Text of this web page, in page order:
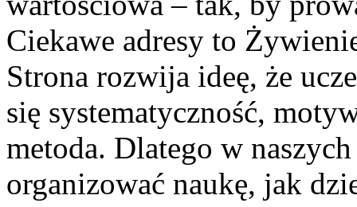
Ciekawe adresy to
Strona rozwija ideę, że
się systematyczność,
metoda. Dlatego w
organizować naukę, jak